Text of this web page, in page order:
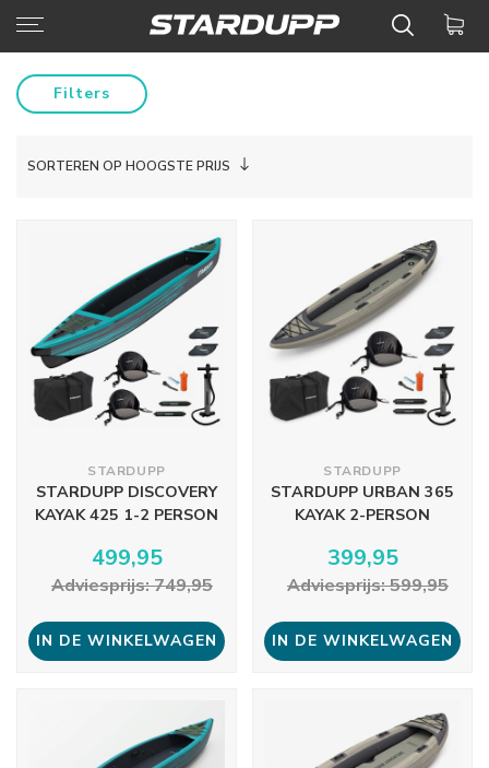
Filters
SORTEREN OP HOOGSTE PRIJS
STARDUPP
STARDUPP DISCOVERY
KAYAK 425 1-2 PERSON
499,95
Adviesprijs: 749,95
IN DE WINKELWAGEN
STARDUPP
STARDUPP URBAN 365
KAYAK 2-PERSON
399,95
Adviesprijs: 599,95
IN DE WINKELWAGEN